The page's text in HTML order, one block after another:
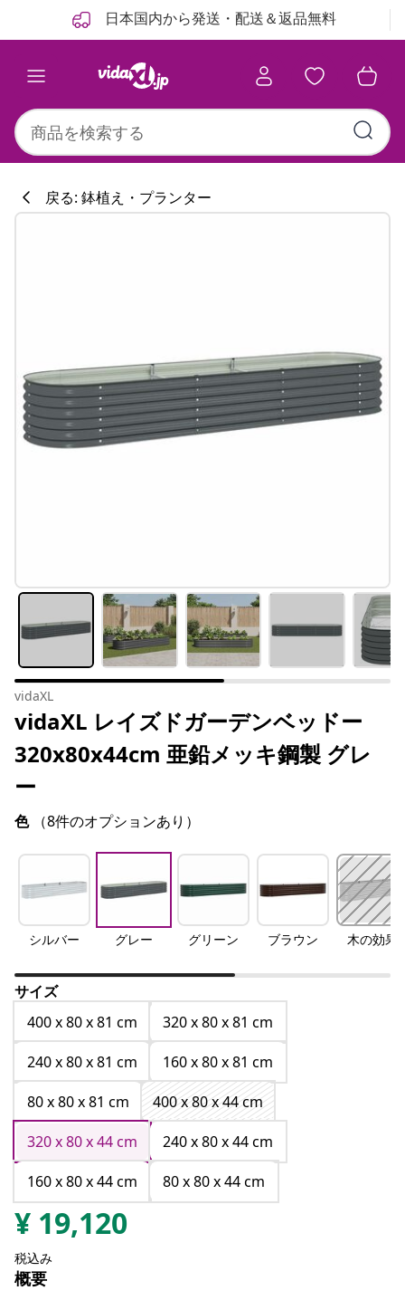
日本国内から発送・配送＆返品無料
戻る: 鉢植え・プランター
vidaXL
vidaXL レイズドガーデンベッドー
320x80x44cm 亜鉛メッキ鋼製 グレ
ー
色 （8件のオプションあり）
シルバー グレー グリーン ブラウン 木の効果
サイズ
400 x 80 x 81 cm
320 x 80 x 81 cm
240 x 80 x 81 cm
160 x 80 x 81 cm
80 x 80 x 81 cm
400 x 80 x 44 cm
320 x 80 x 44 cm
240 x 80 x 44 cm
160 x 80 x 44 cm
80 x 80 x 44 cm
¥ 19,120
税込み
概要